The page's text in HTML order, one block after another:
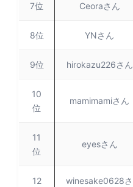
7位 Ceoraさん
8位 YNさん
9位 hirokazu226さん
10
位
mamimamiさん
11
位
eyesさん
12
winesake0628さ